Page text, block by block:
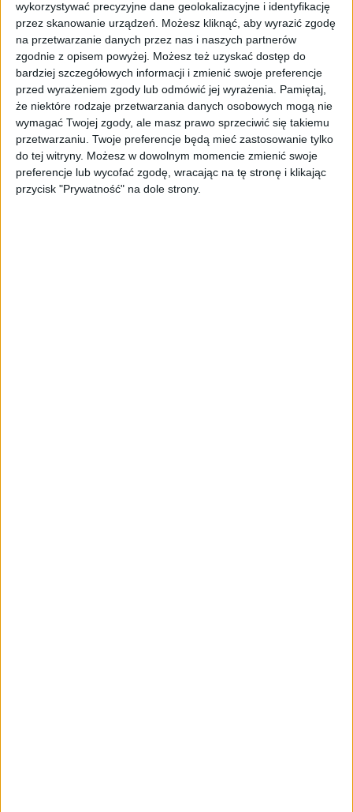
wykorzystywać precyzyjne dane geolokalizacyjne i identyfikację
przez skanowanie urządzeń. Możesz kliknąć, aby wyrazić zgodę
na przetwarzanie danych przez nas i naszych partnerów
zgodnie z opisem powyżej. Możesz też uzyskać dostęp do
bardziej szczegółowych informacji i zmienić swoje preferencje
przed wyrażeniem zgody lub odmówić jej wyrażenia.
Pamiętaj,
że niektóre rodzaje przetwarzania danych osobowych mogą nie
wymagać Twojej zgody, ale masz prawo sprzeciwić się takiemu
przetwarzaniu. Twoje preferencje będą mieć zastosowanie tylko
do tej witryny. Możesz w dowolnym momencie zmienić swoje
preferencje lub wycofać zgodę, wracając na tę stronę i klikając
przycisk "Prywatność" na dole strony.
stosowanych do zakrywania ust i nosa, które
nie są jednocześnie wyrobami medycznymi.
- Naszym głównym celem jest ochrona
konsumentów przed ewentualnymi
nieuczciwymi praktykami rynkowymi,
polegającymi na zawyżaniu ceny sprzedaży
tych produktów w stosunku do cen sprzed
okresu epidemii. Oznacza to, że
przedsiębiorstwa (dystrybutorzy, pośrednicy
sprzedawcy) sprzedające maseczki, będą